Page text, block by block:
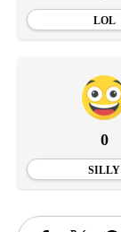
LOL
0
SILLY